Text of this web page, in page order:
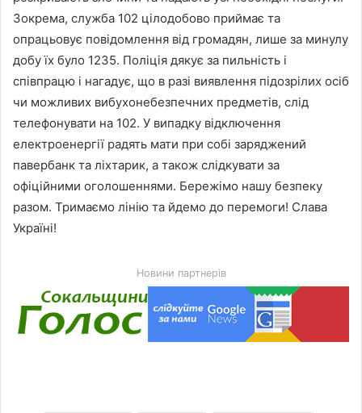
Зокрема, служба 102 цілодобово приймає та
опрацьовує повідомлення від громадян, лише за минулу
добу їх було 1235. Поліція дякує за пильність і
співпрацю і нагадує, що в разі виявлення підозрілих осіб
чи можливих вибухонебезпечних предметів, слід
телефонувати на 102. У випадку відключення
електроенергії радять мати при собі заряджений
павербанк та ліхтарик, а також слідкувати за
офіційними оголошеннями. Бережімо нашу безпеку
разом. Тримаємо лінію та йдемо до перемоги! Слава
Україні!
Новини партнерів